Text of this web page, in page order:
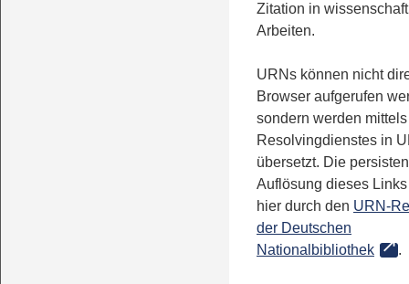
Zitation in
Arbeiten.
URNs können nicht
Browser aufgerufen
sondern werden
Resolvingdienstes in
übersetzt. Die
Auflösung dieses
hier durch den URN-
der Deutschen
Nationalbibliothek
.